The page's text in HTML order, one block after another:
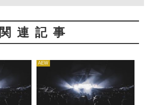
関連記事
AEW